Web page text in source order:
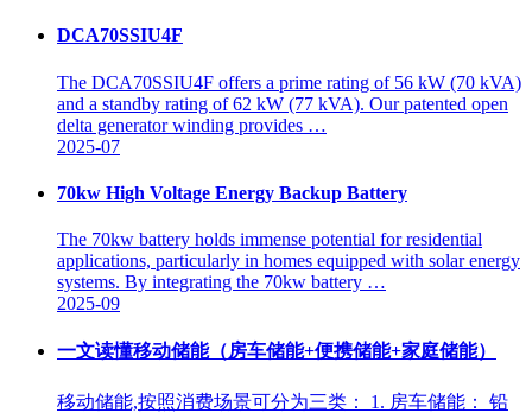
DCA70SSIU4F
The DCA70SSIU4F offers a prime rating of 56 kW (70 kVA)
and a standby rating of 62 kW (77 kVA). Our patented open
delta generator winding provides …
2025-07
70kw High Voltage Energy Backup Battery
The 70kw battery holds immense potential for residential
applications, particularly in homes equipped with solar energy
systems. By integrating the 70kw battery …
2025-09
一文读懂移动储能（房车储能+便携储能+家庭储能）
移动储能,按照消费场景可分为三类： 1. 房车储能： 铅